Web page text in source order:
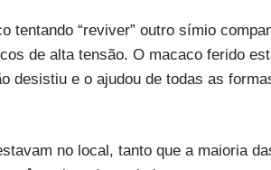
tentando “reviver” outro símio
de alta tensão. O macaco ferido
desistiu e o ajudou de todas as
no local, tanto que a maioria